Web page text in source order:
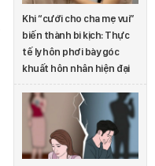
Khi “cưới cho cha mẹ vui”
biến thành bi kịch: Thực
tế ly hôn phơi bày góc
khuất hôn nhân hiện đại